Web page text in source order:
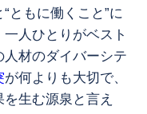
ともに働くこと”に
人ひとりがベスト
材のダイバーシテ
が何よりも大切で、
生む源泉と言え